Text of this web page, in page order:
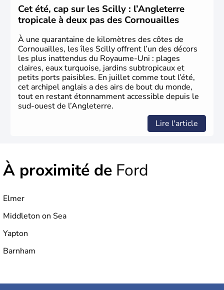
L'Angleterre est l’une des quatre nations constitutives du
Royaume-Uni. Elle est peuplée de plus de 50 millions
d’habitants, les Anglais, et constitue à elle seule, près de
84% de la population de l’ensemble. Le pays s’est créé au
Xème siècle et tient son nom desAngles
germanique installé sur ces terres. Première démocratie
parlementaire au monde, elle doit son développement à
l’essor industriel du XIXème siècle.
Cet été, cap sur les Scilly : l’Angleterre
tropicale à deux pas des Cornouailles
À une quarantaine de kilomètres des côtes de
Cornouailles, les îles Scilly offrent l’un des décors
les plus inattendus du Royaume-Uni : plages
claires, eaux turquoise, jardins subtropicaux et
petits ports paisibles. En juillet comme tout l’été,
cet archipel anglais a des airs de bout du monde,
tout en restant étonnamment accessible depuis le
sud-ouest de l’Angleterre.
Lire l'article
À proximité de Ford
Elmer
Middleton on Sea
Yapton
Barnham